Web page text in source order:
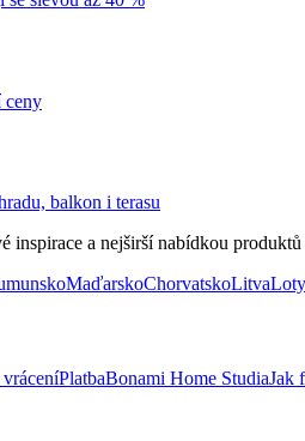
ceny
balkon i terasu
inspirace a nejširší nabídkou
MaďarskoChorvatskoLitva
vráceníPlatbaBonami Home StudiaJak